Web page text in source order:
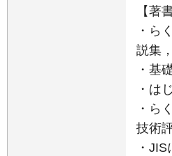
【著
・ら
説集
・基
・は
・ら
技術
・